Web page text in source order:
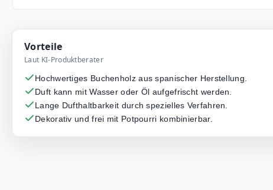
Vorteile
Laut KI-Produktberater
Hochwertiges Buchenholz aus spanischer Herstellung.
Duft kann mit Wasser oder Öl aufgefrischt werden.
Lange Dufthaltbarkeit durch spezielles Verfahren.
Dekorativ und frei mit Potpourri kombinierbar.